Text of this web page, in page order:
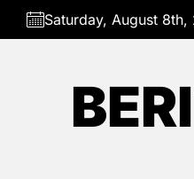
Skip
Saturday, August 8th,